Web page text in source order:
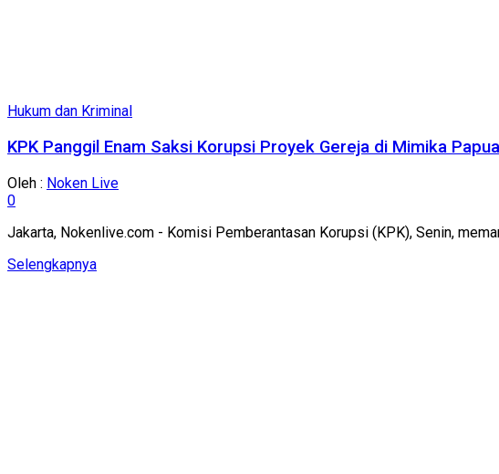
Hukum dan Kriminal
KPK Panggil Enam Saksi Korupsi Proyek Gereja di Mimika Papua
Oleh : Noken Live
0
Jakarta, Nokenlive.com - Komisi Pemberantasan Korupsi (KPK), Senin,
SelengkapnyaDetails